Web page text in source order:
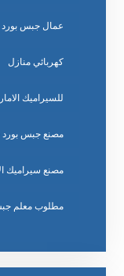
عمال جبس بورد
كهربائي منازل
للسيراميك
مصنع جبس بورد
مصنع سيراميك
مطلوب معلم